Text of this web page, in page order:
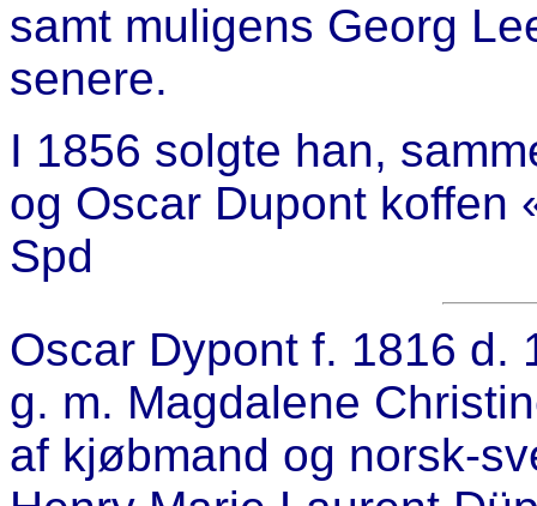
samt muligens Georg
senere.
I 1856 solgte han,
og Oscar Dupont
Spd
Oscar Dypont f. 1816 d.
g. m. Magdalene
af kjøbmand og norsk-